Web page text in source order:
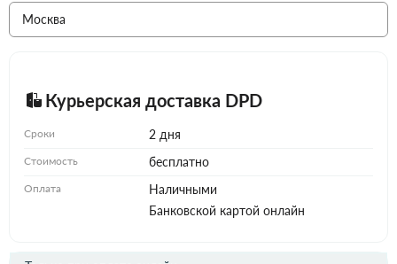
Курьерская доставка DPD
Сроки 2 дня
Стоимость бесплатно
Оплата
Наличными
Банковской картой онлайн